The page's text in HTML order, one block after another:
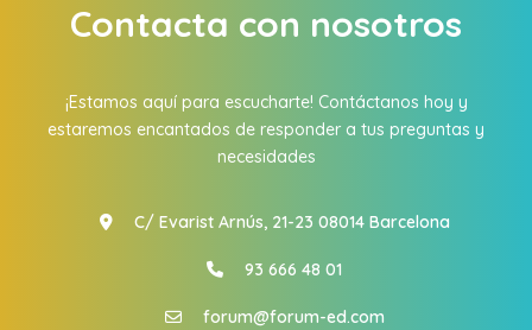
Contacta con nosotros
¡Estamos aquí para escucharte! Contáctanos hoy y
estaremos encantados de responder a tus preguntas y
necesidades
C/ Evarist Arnús, 21-23 08014 Barcelona
93 666 48 01
forum@forum-ed.com